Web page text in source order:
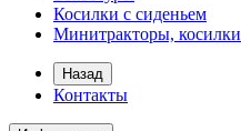
Косилки с сиденьем
Минитракторы, косилки
Назад
Контакты